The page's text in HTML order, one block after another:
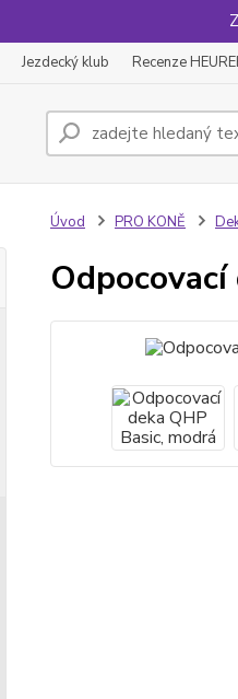
Jezdecký klub Recenze
Úvod PRO KONĚ